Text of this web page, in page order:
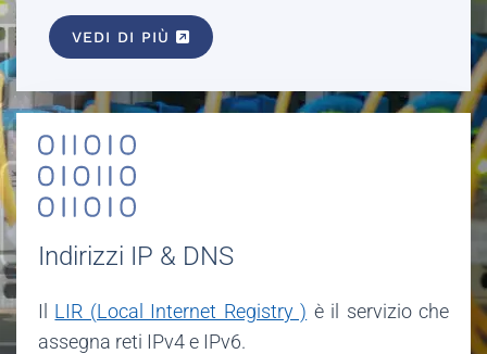
VEDI DI PIÙ
Indirizzi IP & DNS
Il LIR (Local Internet Registry ) è il servizio che
assegna reti IPv4 e IPv6.